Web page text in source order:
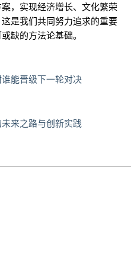
，实现经济增长、文化繁荣
是我们共同努力追求的重要
缺的方法论基础。
能晋级下一轮对决
来之路与创新实践